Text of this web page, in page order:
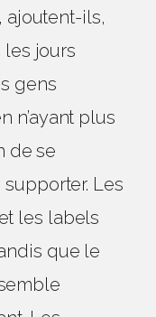
ajoutent-ils,
les jours
gens
n’ayant plus
de se
Les
les labels
que le